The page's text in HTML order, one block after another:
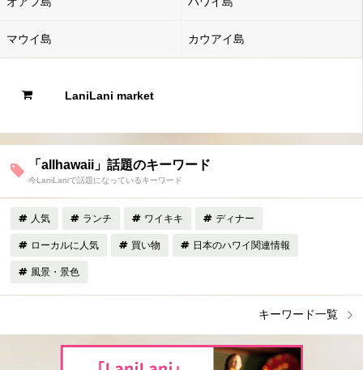
マウイ島 カウアイ島
LaniLani market
「allhawaii」話題のキーワード
今LaniLaniで話題になっているキーワード
人気 ランチ ワイキキ ディナー
ローカルに人気 買い物 日本のハワイ関連情報
風景・景色
キーワード一覧